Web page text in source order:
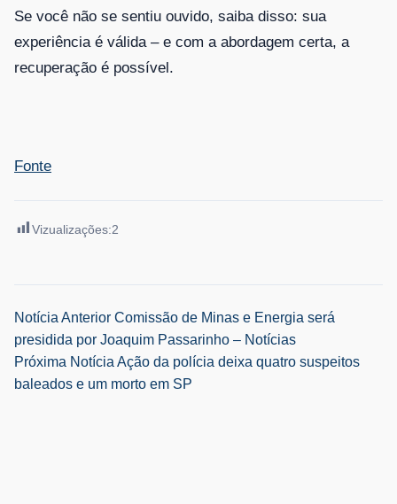
Se você não se sentiu ouvido, saiba disso: sua
experiência é válida – e com a abordagem certa, a
recuperação é possível.
Fonte
Vizualizações:2
Navegação
de
Post
Notícia Anterior Comissão de Minas e Energia será
presidida por Joaquim Passarinho – Notícias
Próxima Notícia Ação da polícia deixa quatro suspeitos
baleados e um morto em SP